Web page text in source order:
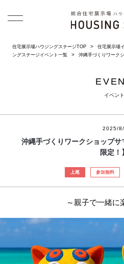
住宅展示場ハウジングステージTOP 住宅展示場
ングステージイベント一覧
沖縄手づくりワーク
イベント
2025/
沖縄手づくりワークショップ
限定！】
上尾 参加無料
～親子で一緒に